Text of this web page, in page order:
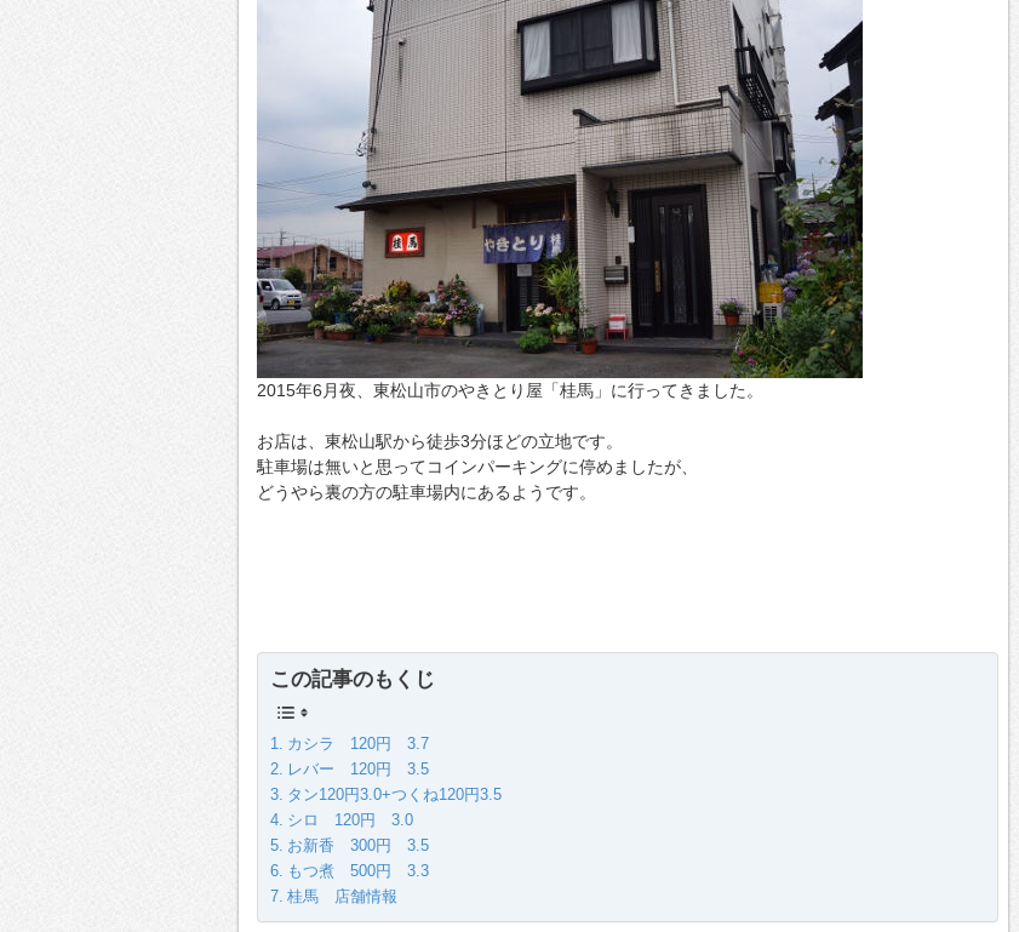
2015年6月夜、東松山市のやきとり屋「桂馬」に行ってきました。
お店は、東松山駅から徒歩3分ほどの立地です。
駐車場は無いと思ってコインパーキングに停めましたが、
どうやら裏の方の駐車場内にあるようです。
この記事のもくじ
カシラ 120円 3.7
レバー 120円 3.5
タン120円3.0+つくね120円3.5
シロ 120円 3.0
お新香 300円 3.5
もつ煮 500円 3.3
桂馬 店舗情報